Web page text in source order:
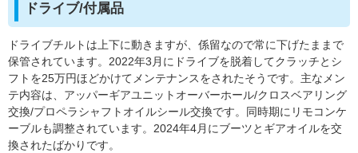
ドライブ/付属品
ドライブチルトは上下に動きますが、係留なので常に下げたままで
保管されています。2022年3月にドライブを脱着してクラッチとシ
フトを25万円ほどかけてメンテナンスをされたそうです。主なメン
テ内容は、アッパーギアユニットオーバーホール/クロスベアリング
交換/プロペラシャフトオイルシール交換です。同時期にリモコンケ
ーブルも調整されています。2024年4月にブーツとギアオイルを交
換されたばかりです。